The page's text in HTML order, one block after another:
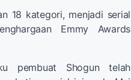
18 kategori, menjadi serial
Emmy Awards
pembuat Shogun telah